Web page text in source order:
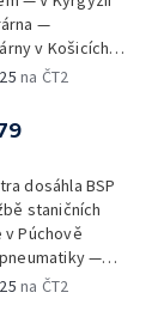
—
v Košicích
— Zkušební
Kaučuk Kralupy
fakultě UK
dveří pro
da Vinci byl
ale i vynikající
—
v Ondřejově je
na ČT2
dosáhla BSP
staničních
v Púchově
—
na ČT2